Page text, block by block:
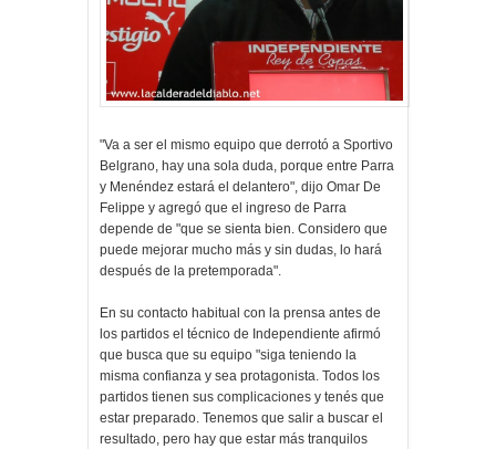
"Va a ser el mismo equipo que derrotó a Sportivo
Belgrano, hay una sola duda, porque entre Parra
y Menéndez estará el delantero", dijo Omar De
Felippe y agregó que el ingreso de Parra
depende de "que se sienta bien. Considero que
puede mejorar mucho más y sin dudas, lo hará
después de la pretemporada".
En su contacto habitual con la prensa antes de
los partidos el técnico de Independiente afirmó
que busca que su equipo "siga teniendo la
misma confianza y sea protagonista. Todos los
partidos tienen sus complicaciones y tenés que
estar preparado. Tenemos que salir a buscar el
resultado, pero hay que estar más tranquilos